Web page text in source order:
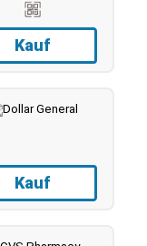
Kauf
Kauf